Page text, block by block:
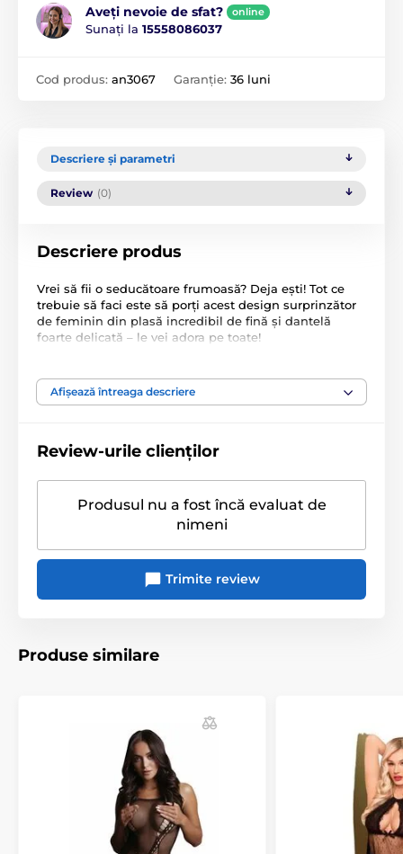
Aveți nevoie de sfat? online
Sunați la 15558086037
Cod produs: an3067 Garanție: 36 luni
Descriere și parametri
Review (0)
Descriere produs
Vrei să fii o seducătoare frumoasă? Deja ești! Tot ce
trebuie să faci este să porți acest design surprinzător
de feminin din plasă incredibil de fină și dantelă
foarte delicată – le vei adora pe toate!
Produsul este inclus în categoria
Afișează întreaga descriere
Review-urile clienților
Produsul nu a fost încă evaluat de
nimeni
Trimite review
Produse similare